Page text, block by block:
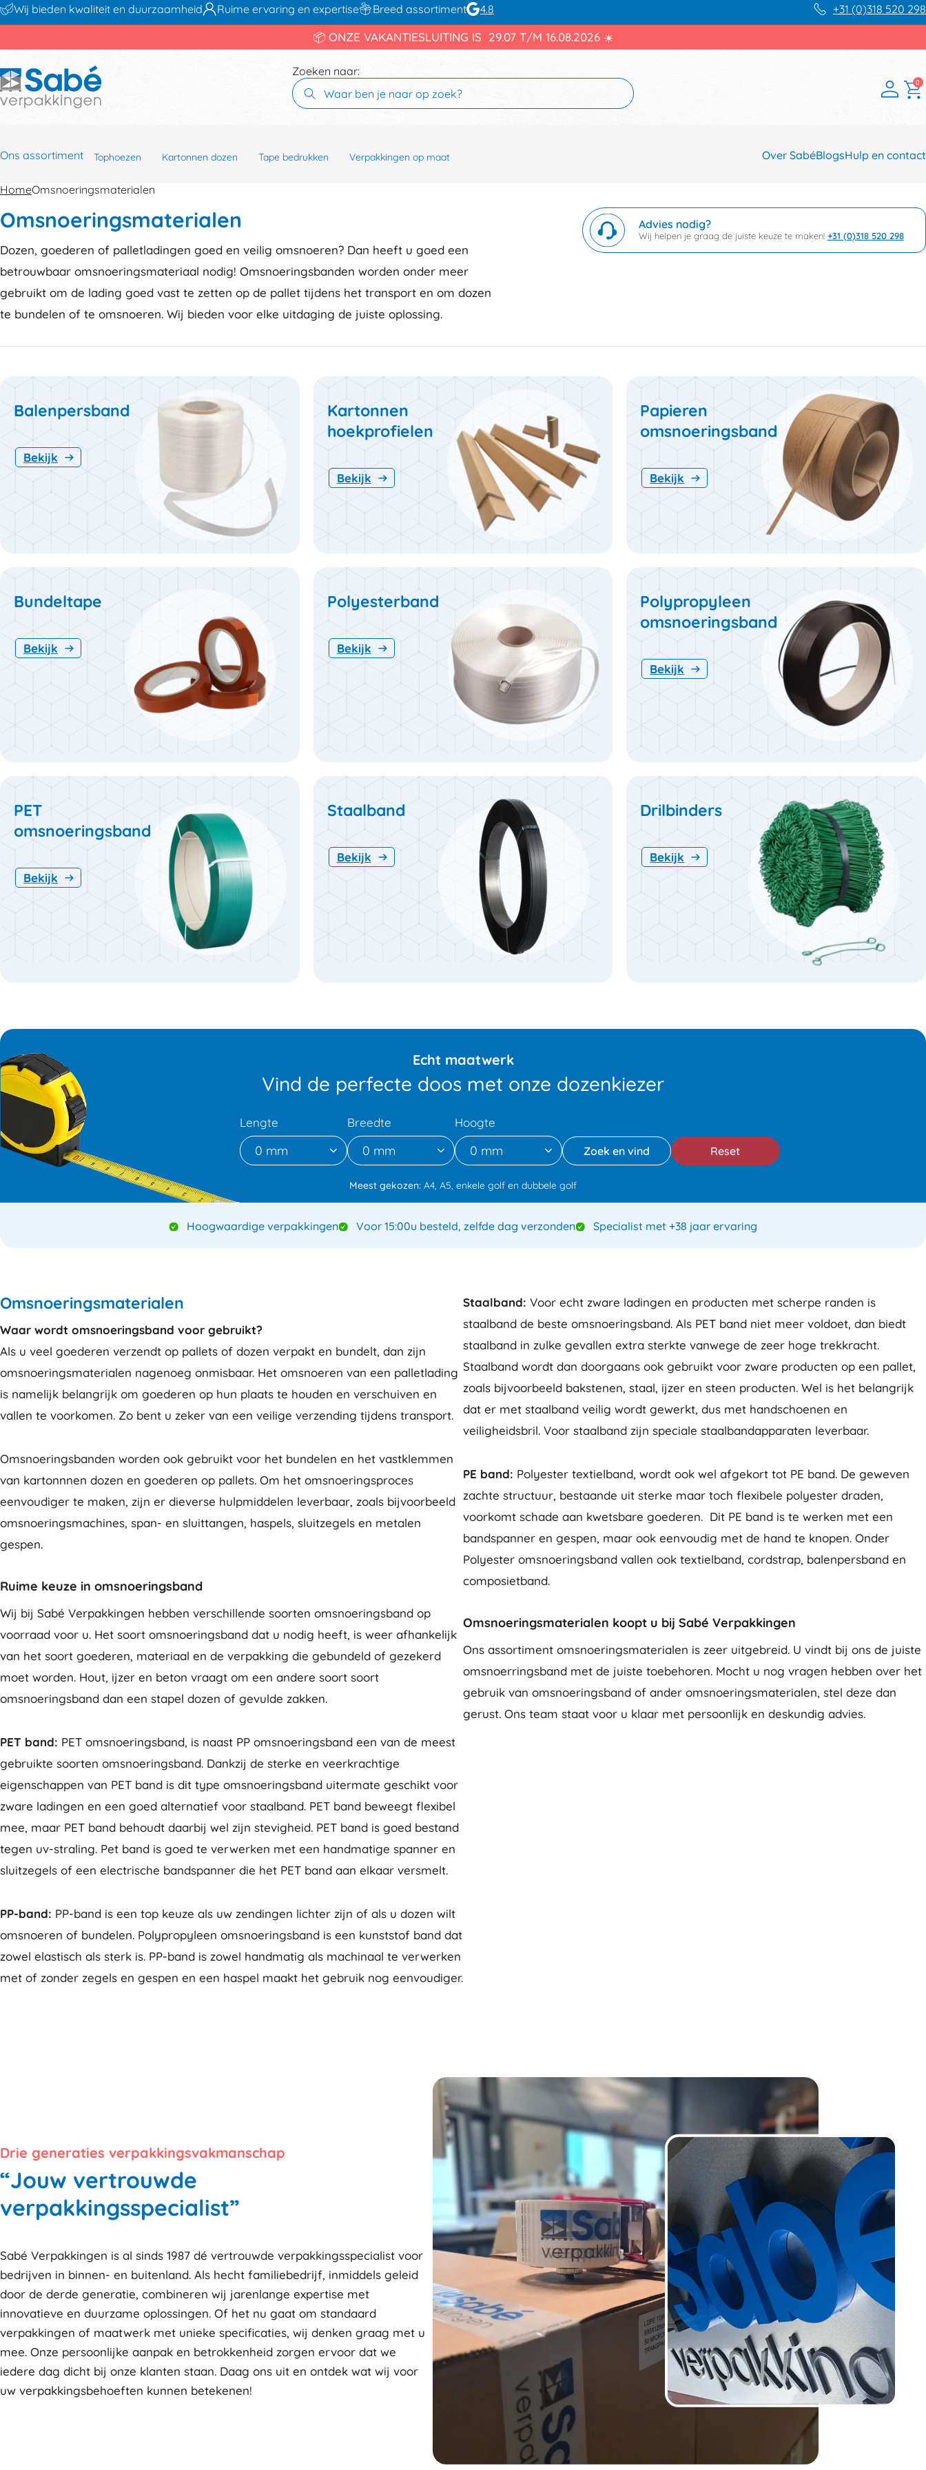
Wij bieden kwaliteit en duurzaamheid Ruime ervaring en expertise Breed assortiment 4.8 +31 (0)318 520 298
📦 ONZE VAKANTIESLUITING IS 29.07 T/M 16.08.2026 ☀️
Zoeken naar:
0
Ons assortiment Over SabéBlogsHulp en contact
Tophoezen Kartonnen dozen Tape bedrukken Verpakkingen op maat
HomeOmsnoeringsmaterialen
Omsnoeringsmaterialen
Dozen, goederen of palletladingen goed en veilig omsnoeren? Dan heeft u goed een
betrouwbaar omsnoeringsmateriaal nodig! Omsnoeringsbanden worden onder meer
gebruikt om de lading goed vast te zetten op de pallet tijdens het transport en om dozen
te bundelen of te omsnoeren. Wij bieden voor elke uitdaging de juiste oplossing.
Advies nodig?
Wij helpen je graag de juiste keuze te maken! +31 (0)318 520 298
Balenpersband
Bekijk
Kartonnen
hoekprofielen
Bekijk
Papieren
omsnoeringsband
Bekijk
Bundeltape
Bekijk
Polyesterband
Bekijk
Polypropyleen
omsnoeringsband
Bekijk
PET
omsnoeringsband
Bekijk
Staalband
Bekijk
Drilbinders
Bekijk
Echt maatwerk
Vind de perfecte doos met onze dozenkiezer
Lengte
0 mm
Breedte
0 mm
Hoogte
0 mm Reset
Meest gekozen: A4, A5, enkele golf en dubbele golf
Hoogwaardige verpakkingen Voor 15:00u besteld, zelfde dag verzonden Specialist met +38 jaar ervaring
Omsnoeringsmaterialen
Waar wordt omsnoeringsband voor gebruikt?
Als u veel goederen verzendt op pallets of dozen verpakt en bundelt, dan zijn
omsnoeringsmaterialen nagenoeg onmisbaar. Het omsnoeren van een palletlading
is namelijk belangrijk om goederen op hun plaats te houden en verschuiven en
vallen te voorkomen. Zo bent u zeker van een veilige verzending tijdens transport.
Omsnoeringsbanden worden ook gebruikt voor het bundelen en het vastklemmen
van kartonnnen dozen en goederen op pallets. Om het omsnoeringsproces
eenvoudiger te maken, zijn er dieverse hulpmiddelen leverbaar, zoals bijvoorbeeld
omsnoeringsmachines, span- en sluittangen, haspels, sluitzegels en metalen
gespen.
Ruime keuze in omsnoeringsband
Wij bij Sabé Verpakkingen hebben verschillende soorten omsnoeringsband op
voorraad voor u. Het soort omsnoeringsband dat u nodig heeft, is weer afhankelijk
van het soort goederen, materiaal en de verpakking die gebundeld of gezekerd
moet worden. Hout, ijzer en beton vraagt om een andere soort soort
omsnoeringsband dan een stapel dozen of gevulde zakken.
PET band: PET omsnoeringsband, is naast PP omsnoeringsband een van de meest
gebruikte soorten omsnoeringsband. Dankzij de sterke en veerkrachtige
eigenschappen van PET band is dit type omsnoeringsband uitermate geschikt voor
zware ladingen en een goed alternatief voor staalband. PET band beweegt flexibel
mee, maar PET band behoudt daarbij wel zijn stevigheid. PET band is goed bestand
tegen uv-straling. Pet band is goed te verwerken met een handmatige spanner en
sluitzegels of een electrische bandspanner die het PET band aan elkaar versmelt.
PP-band: PP-band is een top keuze als uw zendingen lichter zijn of als u dozen wilt
omsnoeren of bundelen. Polypropyleen omsnoeringsband is een kunststof band dat
zowel elastisch als sterk is. PP-band is zowel handmatig als machinaal te verwerken
met of zonder zegels en gespen en een haspel maakt het gebruik nog eenvoudiger.
Staalband: Voor echt zware ladingen en producten met scherpe randen is
staalband de beste omsnoeringsband. Als PET band niet meer voldoet, dan biedt
staalband in zulke gevallen extra sterkte vanwege de zeer hoge trekkracht.
Staalband wordt dan doorgaans ook gebruikt voor zware producten op een pallet,
zoals bijvoorbeeld bakstenen, staal, ijzer en steen producten. Wel is het belangrijk
dat er met staalband veilig wordt gewerkt, dus met handschoenen en
veiligheidsbril. Voor staalband zijn speciale staalbandapparaten leverbaar.
PE band: Polyester textielband, wordt ook wel afgekort tot PE band. De geweven
zachte structuur, bestaande uit sterke maar toch flexibele polyester draden,
voorkomt schade aan kwetsbare goederen. Dit PE band is te werken met een
bandspanner en gespen, maar ook eenvoudig met de hand te knopen. Onder
Polyester omsnoeringsband vallen ook textielband, cordstrap, balenpersband en
composietband.
Omsnoeringsmaterialen koopt u bij Sabé Verpakkingen
Ons assortiment omsnoeringsmaterialen is zeer uitgebreid. U vindt bij ons de juiste
omsnoerringsband met de juiste toebehoren. Mocht u nog vragen hebben over het
gebruik van omsnoeringsband of ander omsnoeringsmaterialen, stel deze dan
gerust. Ons team staat voor u klaar met persoonlijk en deskundig advies.
Drie generaties verpakkingsvakmanschap
“Jouw vertrouwde
verpakkingsspecialist”
Sabé Verpakkingen is al sinds 1987 dé vertrouwde verpakkingsspecialist voor
bedrijven in binnen- en buitenland. Als hecht familiebedrijf, inmiddels geleid
door de derde generatie, combineren wij jarenlange expertise met
innovatieve en duurzame oplossingen. Of het nu gaat om standaard
verpakkingen of maatwerk met unieke specificaties, wij denken graag met u
mee. Onze persoonlijke aanpak en betrokkenheid zorgen ervoor dat we
iedere dag dicht bij onze klanten staan. Daag ons uit en ontdek wat wij voor
uw verpakkingsbehoeften kunnen betekenen!